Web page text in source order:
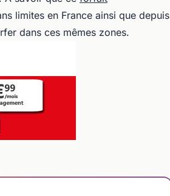
limites en France ainsi que depuis
dans ces mêmes zones.